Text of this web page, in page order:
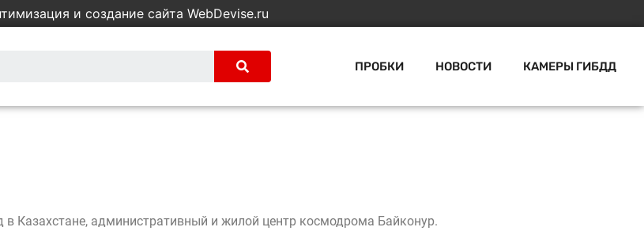
и создание сайта WebDevise.ru
ПРОБКИ НОВОСТИ КАМЕРЫ ГИБДД
Казахстане, административный и жилой центр космодрома Байконур.